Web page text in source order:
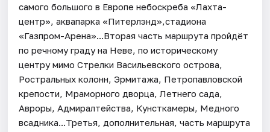
самого большого в Европе небоскреба «Лахта-
центр», аквапарка «Питерлэнд»,стадиона
«Газпром-Арена»...Вторая часть маршрута пройдёт
по речному граду на Неве, по историческому
центру мимо Стрелки Васильевского острова,
Ростральных колонн, Эрмитажа, Петропавловской
крепости, Мраморного дворца, Летнего сада,
Авроры, Адмиралтейства, Кунсткамеры, Медного
всадника...Третья, дополнительная, часть маршрута